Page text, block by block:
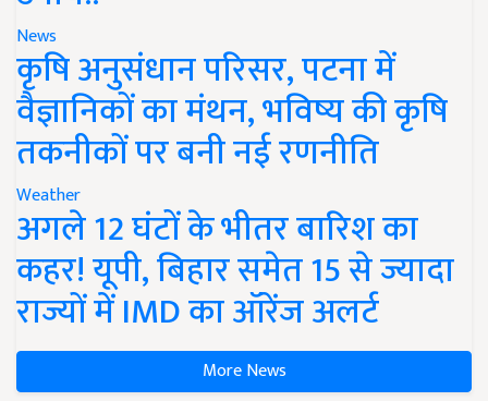
News
कृषि अनुसंधान परिसर, पटना में
वैज्ञानिकों का मंथन, भविष्य की कृषि
तकनीकों पर बनी नई रणनीति
Weather
अगले 12 घंटों के भीतर बारिश का
कहर! यूपी, बिहार समेत 15 से ज्यादा
राज्यों में IMD का ऑरेंज अलर्ट
More News